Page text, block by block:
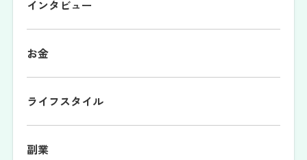
インタビュー
お金
ライフスタイル
副業